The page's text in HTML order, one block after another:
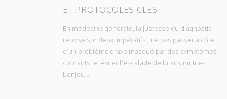
ET PROTOCOLES CLÉS
En médecine générale, la justesse du diagnostic
repose sur deux impératifs : ne pas passer à côté
d’un problème grave masqué par des symptômes
courants, et éviter l’escalade de bilans inutiles.
L’enjeu...